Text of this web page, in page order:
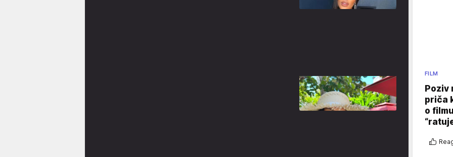
FILM
Poziv
priča
o